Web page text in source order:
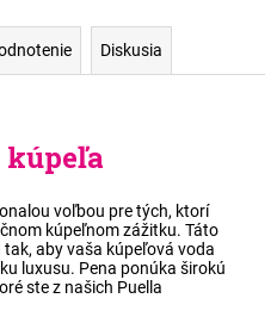
Diskusia
kúpeľa
voľbou pre tých, ktorí
kúpeľnom zážitku. Táto
aby vaša kúpeľová voda
luxusu. Pena ponúka širokú
ste z našich Puella